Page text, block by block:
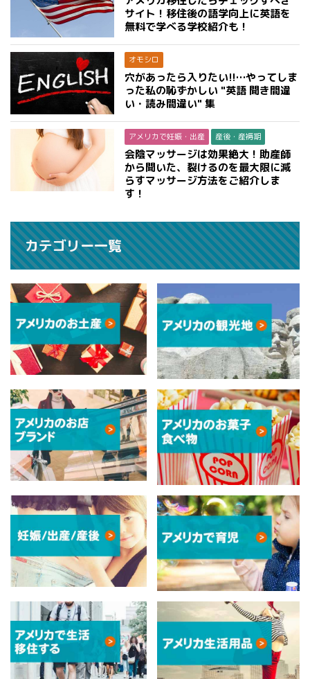
サイト！移住後の語学向上に英語を
無料で学べる学校紹介も！
オモシロ
穴があったら入りたい!!…やってしま
った私の恥ずかしい "英語 聞き間違
い・読み間違い" 集
アメリカで妊娠・出産 産後・産褥期
会陰マッサージは効果絶大！助産師
から聞いた、裂けるのを最大限に減
らすマッサージ方法をご紹介しま
す！
カテゴリー一覧